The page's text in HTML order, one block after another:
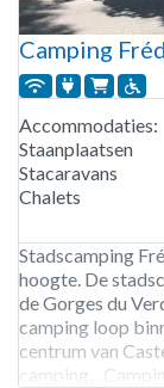
Camping
Accommodaties:
Staanplaatsen
Stacaravans
Chalets
Stadscamping
hoogte. De
de Gorges du
camping loop
centrum van
camping.